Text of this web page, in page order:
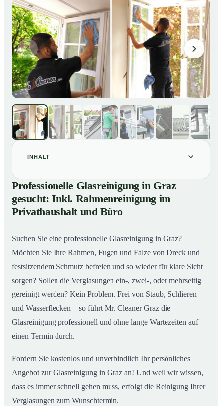
INHALT
01 Professionelle Glasreinigung in Graz gesucht: Inkl.
Rahmenreinigung im Privathaushalt und Büro
So sieht eine professionelle Glasreinigung in Graz
wirklich aus
Professionelle Glasreinigung in Graz
gesucht: Inkl. Rahmenreinigung im
Privathaushalt und Büro
Suchen Sie eine professionelle Glasreinigung in Graz?
Möchten Sie Ihre Rahmen, Fugen und Falze von Dreck und
festsitzendem Schmutz befreien und so wieder für klare Sicht
sorgen? Sollen die Verglasungen ein-, zwei-, oder mehrseitig
gereinigt werden? Kein Problem. Frei von Staub, Schlieren
und Wasserflecken – so führt Mr. Cleaner Graz die
Glasreinigung professionell und ohne lange Wartezeiten auf
einen Termin durch.
Fordern Sie kostenlos und unverbindlich Ihr persönliches
Angebot zur Glasreinigung in Graz an! Und weil wir wissen,
dass es immer schnell gehen muss, erfolgt die Reinigung Ihrer
Verglasungen zum Wunschtermin.